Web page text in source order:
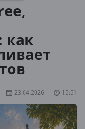
как
23.04.2026 15:51